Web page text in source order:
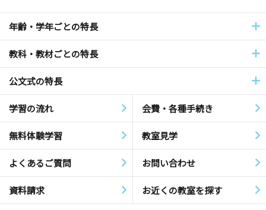
年齢・学年ごとの特長
教科・教材ごとの特長
公文式の特長
学習の流れ 会費・各種手続き
無料体験学習 教室見学
よくあるご質問 お問い合わせ
資料請求 お近くの教室を探す